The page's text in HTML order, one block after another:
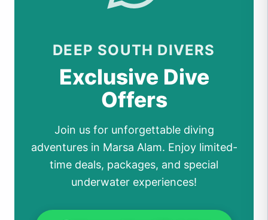
DEEP SOUTH DIVERS
Exclusive Dive
Offers
Join us for unforgettable diving
adventures in Marsa Alam. Enjoy limited-
time deals, packages, and special
underwater experiences!